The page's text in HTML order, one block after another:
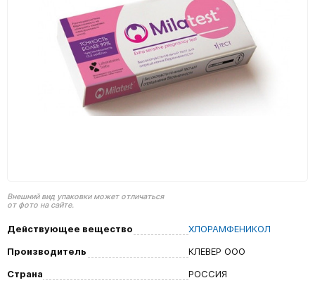
Внешний вид упаковки может отличаться
от фото на сайте.
Действующее вещество
ХЛОРАМФЕНИКОЛ
Производитель
КЛЕВЕР ООО
Страна
РОССИЯ